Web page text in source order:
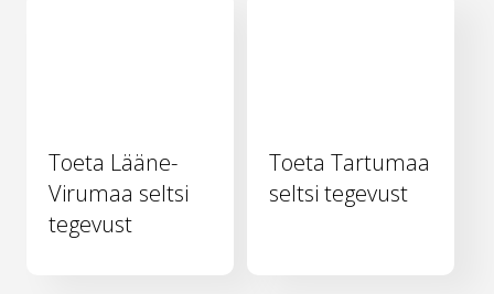
Toeta Lääne-
Virumaa seltsi
tegevust
Toeta Tartumaa
seltsi tegevust